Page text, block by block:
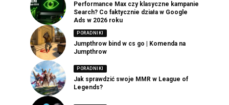
Performance Max czy klasyczne kampanie
Search? Co faktycznie działa w Google
Ads w 2026 roku
PORADNIKI
Jumpthrow bind w cs go | Komenda na
Jumpthrow
PORADNIKI
Jak sprawdzić swoje MMR w League of
Legends?